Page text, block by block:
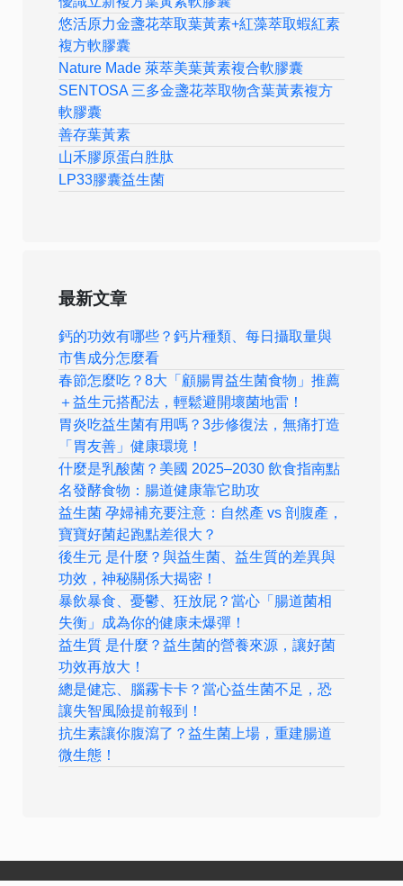
悠活原力金盞花萃取葉黃素+紅藻萃取蝦紅素
複方軟膠囊
Nature Made 萊萃美葉黃素複合軟膠囊
SENTOSA 三多金盞花萃取物含葉黃素複方
軟膠囊
善存葉黃素
山禾膠原蛋白胜肽
LP33膠囊益生菌
最新文章
鈣的功效有哪些？鈣片種類、每日攝取量與
市售成分怎麼看
春節怎麼吃？8大「顧腸胃益生菌食物」推薦
＋益生元搭配法，輕鬆避開壞菌地雷！
胃炎吃益生菌有用嗎？3步修復法，無痛打造
「胃友善」健康環境！
什麼是乳酸菌？美國 2025–2030 飲食指南點
名發酵食物：腸道健康靠它助攻
益生菌 孕婦補充要注意：自然產 vs 剖腹產，
寶寶好菌起跑點差很大？
後生元 是什麼？與益生菌、益生質的差異與
功效，神秘關係大揭密！
暴飲暴食、憂鬱、狂放屁？當心「腸道菌相
失衡」成為你的健康未爆彈！
益生質 是什麼？益生菌的營養來源，讓好菌
功效再放大！
總是健忘、腦霧卡卡？當心益生菌不足，恐
讓失智風險提前報到！
抗生素讓你腹瀉了？益生菌上場，重建腸道
微生態！